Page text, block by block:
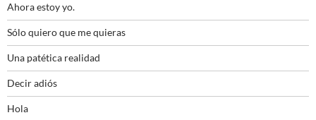
Ahora estoy yo.
Sólo quiero que me quieras
Una patética realidad
Decir adiós
Hola